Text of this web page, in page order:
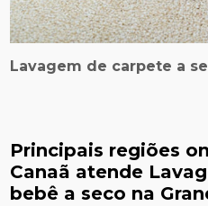
Lavagem de carpete a
Principais regiões
Canaã atende
bebê a seco na